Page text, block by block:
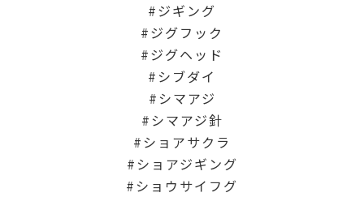
ジギング
ジグフック
ジグヘッド
シブダイ
シマアジ
シマアジ針
ショアサクラ
ショアジギング
ショウサイフグ